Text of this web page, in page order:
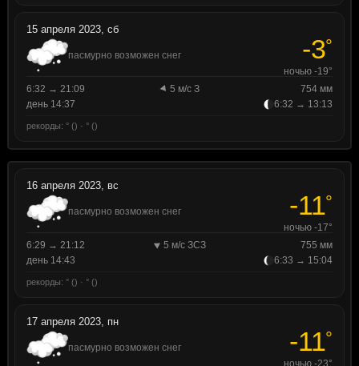
15 апреля 2023, сб
пасмурно возможен снег -3°
ночью -19°
6:32 → 21:09
5 м/с З
754 мм
день 14:37
6:32 → 13:13
рекорды: ° () · ° ()
16 апреля 2023, вс
пасмурно возможен снег -11°
ночью -17°
6:29 → 21:12
5 м/с ЗСЗ
755 мм
день 14:43
6:33 → 15:04
рекорды: ° () · ° ()
17 апреля 2023, пн
пасмурно возможен снег -11°